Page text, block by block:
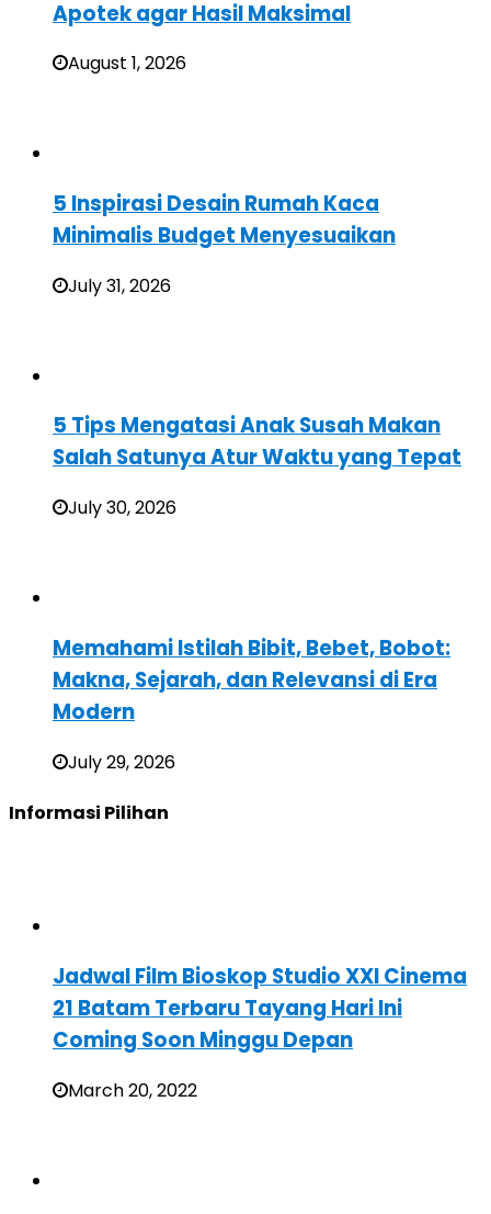
Apotek agar Hasil Maksimal
August 1, 2026
5 Inspirasi Desain Rumah Kaca
Minimalis Budget Menyesuaikan
July 31, 2026
5 Tips Mengatasi Anak Susah Makan
Salah Satunya Atur Waktu yang Tepat
July 30, 2026
Memahami Istilah Bibit, Bebet, Bobot:
Makna, Sejarah, dan Relevansi di Era
Modern
July 29, 2026
Informasi Pilihan
Jadwal Film Bioskop Studio XXI Cinema
21 Batam Terbaru Tayang Hari Ini
Coming Soon Minggu Depan
March 20, 2022